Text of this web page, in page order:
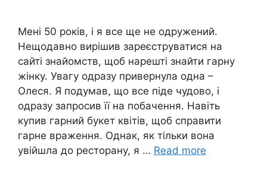
Мені 50 років, і я все ще не одружений.
Нещодавно вирішив зареєструватися на
сайті знайомств, щоб нарешті знайти гарну
жінку. Увагу одразу привернула одна –
Олеся. Я подумав, що все піде чудово, і
одразу запросив її на побачення. Навіть
купив гарний букет квітів, щоб справити
гарне враження. Однак, як тільки вона
увійшла до ресторану, я … Read more